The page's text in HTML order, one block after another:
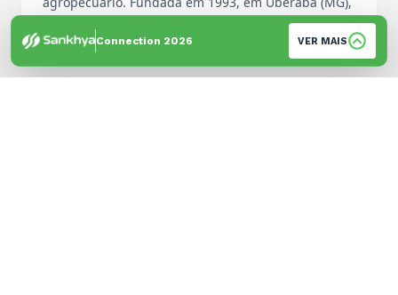
…
Por: Equipe de Imprensa
Connection 2026 VER MAIS